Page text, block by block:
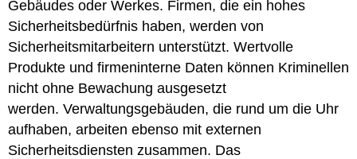
Gebäudes oder Werkes. Firmen, die ein hohes
Sicherheitsbedürfnis haben, werden von
Sicherheitsmitarbeitern unterstützt. Wertvolle
Produkte und firmeninterne Daten können Kriminellen
nicht ohne Bewachung ausgesetzt
werden. Verwaltungsgebäuden, die rund um die Uhr
aufhaben, arbeiten ebenso mit externen
Sicherheitsdiensten zusammen. Das